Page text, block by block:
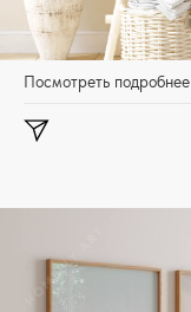
Посмотреть подробнее